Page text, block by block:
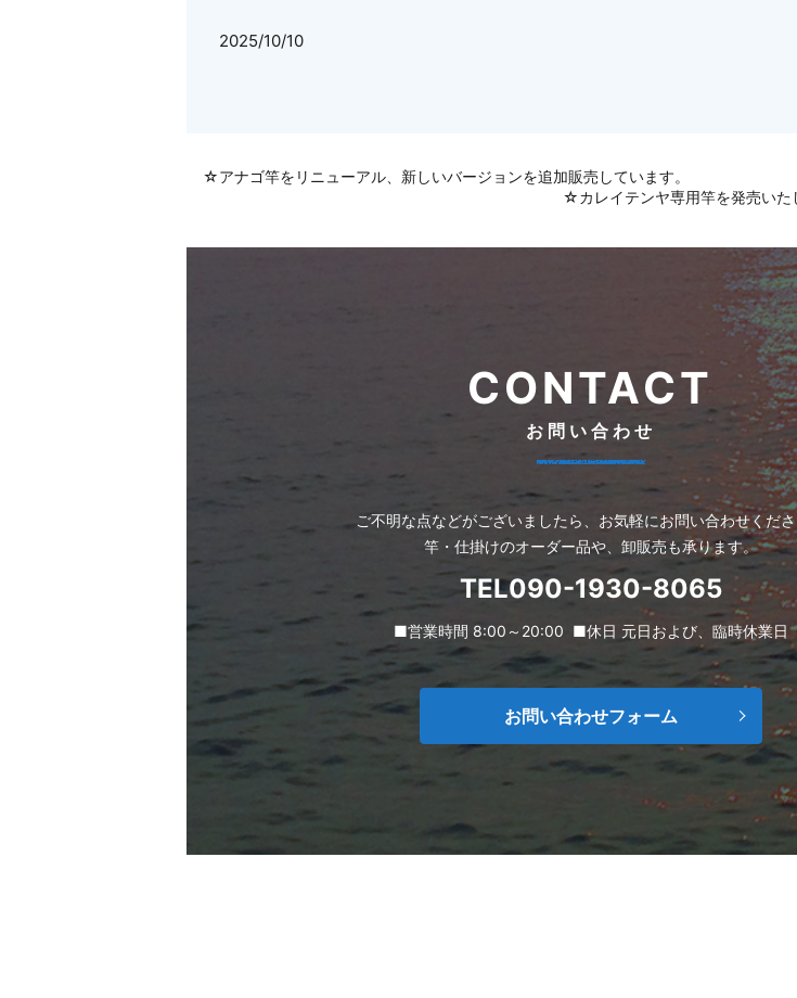
2025/10/10
☆アナゴ竿をリニューアル、新しいバージョンを追加販売しています。
☆カレイテンヤ専用竿を発売いた
CONTACT
お問い合わせ
ご不明な点などがございましたら、お気軽にお問い合わせくだ
竿・仕掛けのオーダー品や、卸販売も承ります。
TEL090-1930-8065
■営業時間 8:00～20:00 ■休日 元日および、臨時休業日
お問い合わせフォーム